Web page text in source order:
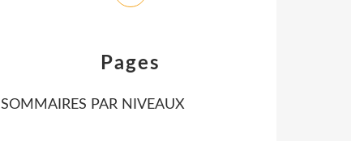
Pages
SOMMAIRES PAR NIVEAUX